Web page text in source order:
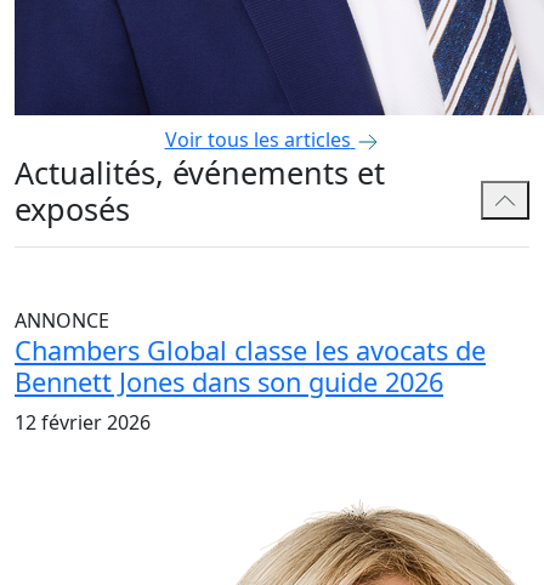
Voir tous les articles
Actualités, événements et
exposés
ANNONCE
Chambers Global classe les avocats de
Bennett Jones dans son guide 2026
12 février 2026